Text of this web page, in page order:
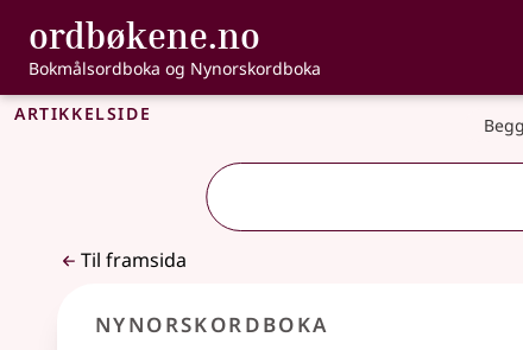
Gå til hovudinnhald
Tilgjenge
ordbøkene.no ,
Bokmålsordboka og Nynorskordboka
Artikkelside
Til framsida
Nynorskordboka